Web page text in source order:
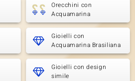
Orecchini con
Acquamarina
Gioielli con
Acquamarina Brasiliana
Gioielli con design
simile